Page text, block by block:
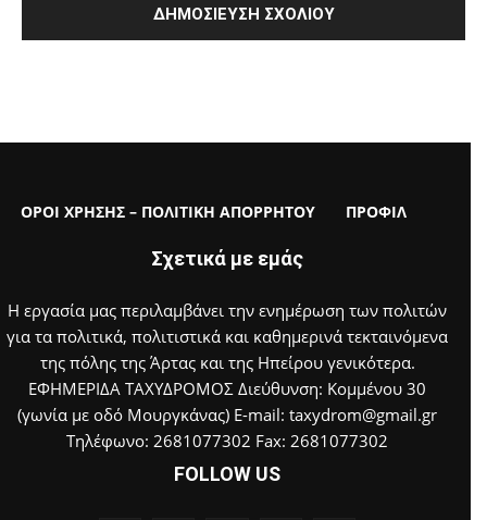
ΟΡΟΙ ΧΡΗΣΗΣ – ΠΟΛΙΤΙΚΗ ΑΠΟΡΡΗΤΟΥ ΠΡΟΦΙΛ
Σχετικά με εμάς
Η εργασία μας περιλαμβάνει την ενημέρωση των πολιτών
για τα πολιτικά, πολιτιστικά και καθημερινά τεκταινόμενα
της πόλης της Άρτας και της Ηπείρου γενικότερα.
ΕΦΗΜΕΡΙΔΑ ΤΑΧΥΔΡΟΜΟΣ Διεύθυνση: Κομμένου 30
(γωνία με οδό Μουργκάνας) E-mail: taxydrom@gmail.gr
Τηλέφωνο: 2681077302 Fax: 2681077302
FOLLOW US